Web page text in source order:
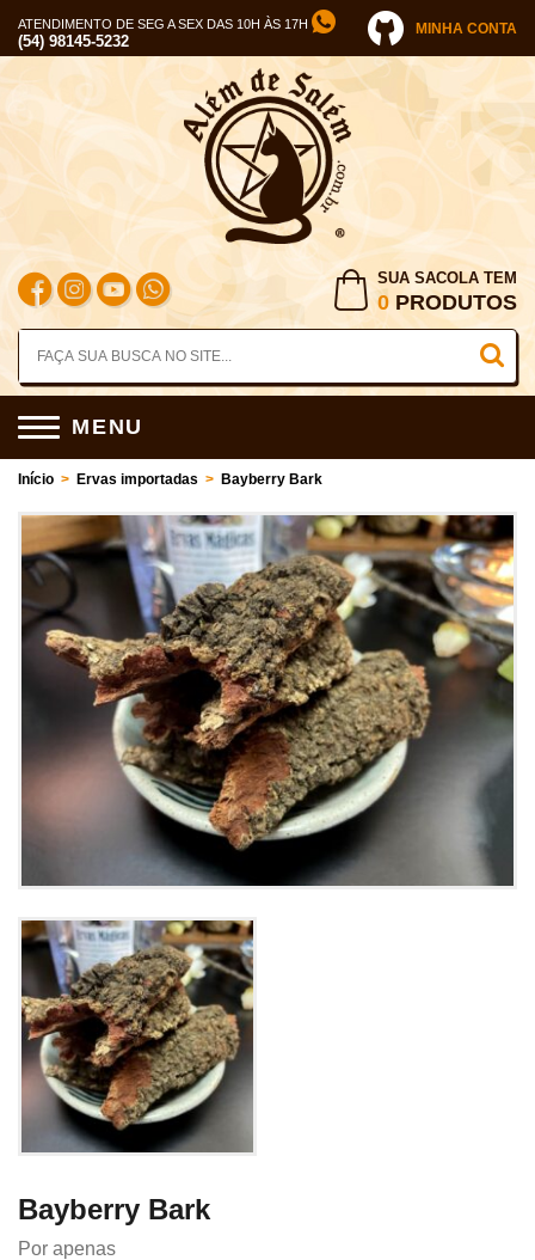
ATENDIMENTO DE SEG A SEX DAS 10H ÀS 17H
(54) 98145-5232
MINHA CONTA
SUA SACOLA TEM
0 PRODUTOS
MENU
Início > Ervas importadas > Bayberry Bark
Bayberry Bark
Por apenas